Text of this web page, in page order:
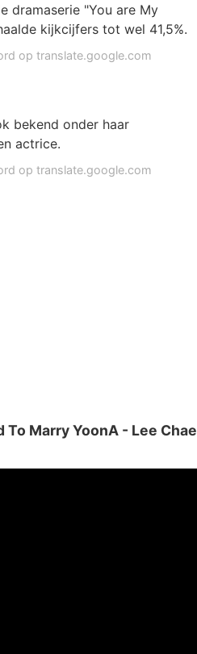
dramaserie "You are My
kijkcijfers tot wel 41,5%.
op translate.google.com
bekend onder haar
actrice.
op translate.google.com
Marry YoonA - Lee Chae